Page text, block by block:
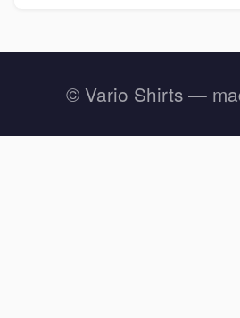
© Vario Shirts —